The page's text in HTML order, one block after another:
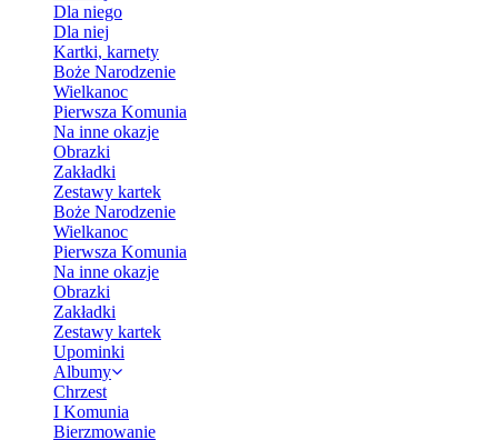
Dla niego
Dla niej
Kartki, karnety
Boże Narodzenie
Wielkanoc
Pierwsza Komunia
Na inne okazje
Obrazki
Zakładki
Zestawy kartek
Boże Narodzenie
Wielkanoc
Pierwsza Komunia
Na inne okazje
Obrazki
Zakładki
Zestawy kartek
Upominki
Albumy
Chrzest
I Komunia
Bierzmowanie